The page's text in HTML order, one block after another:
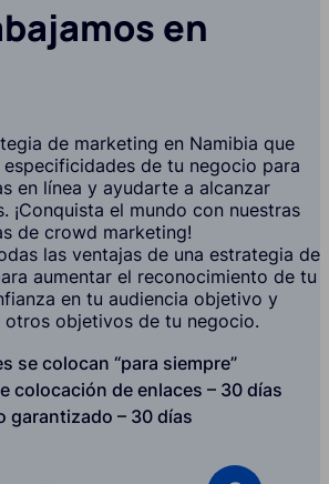
en
de marketing en Namibia que
de tu negocio para
en línea y ayudarte a alcanzar
¡Conquista el mundo con nuestras
de crowd marketing!
las ventajas de una estrategia de
aumentar el reconocimiento de tu
en tu audiencia objetivo y
objetivos de tu negocio.
se colocan “para siempre”
colocación de enlaces – 30 días
garantizado – 30 días